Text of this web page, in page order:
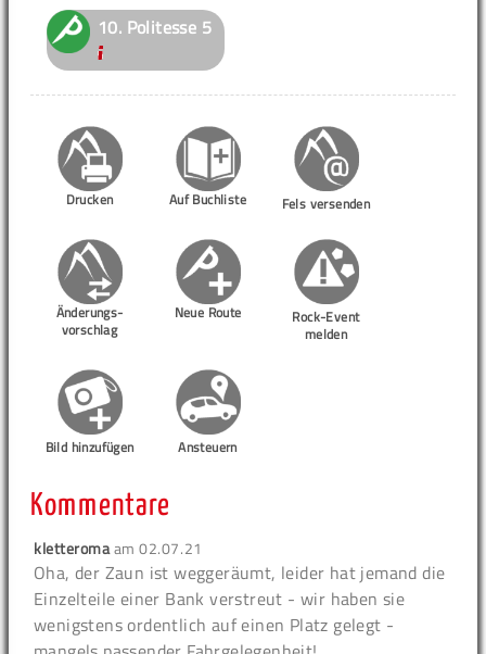
10. Politesse 5
Drucken Auf Buchliste Fels versenden
Änderungs-
vorschlag
Neue Route
Rock-Event
melden
Bild hinzufügen Ansteuern
Kommentare
kletteromaam02.07.21
Oha, der Zaun ist weggeräumt, leider hat jemand die
Einzelteile einer Bank verstreut - wir haben sie
wenigstens ordentlich auf einen Platz gelegt -